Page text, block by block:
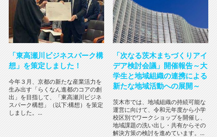
「東高瀬川ビジネスパーク構
想」を策定しました！
今年３月、京都の新たな産業活力を
生み出す「らくなん進都のコアの創
出」を目指して、「東高瀬川ビジネ
スパーク構想」（以下:構想）を策定
しました。...
「次なる茨木まちづくりアイ
デア検討会議」開催報告～大
学生と地域組織の連携による
新たな地域活動への展開～
茨木市では、地域組織の持続可能な
運営に向けて、令和元年度から小学
校区別でワークショップを開催し、
地域課題の洗い出し・共有からその
解決方策の検討を進めています。...